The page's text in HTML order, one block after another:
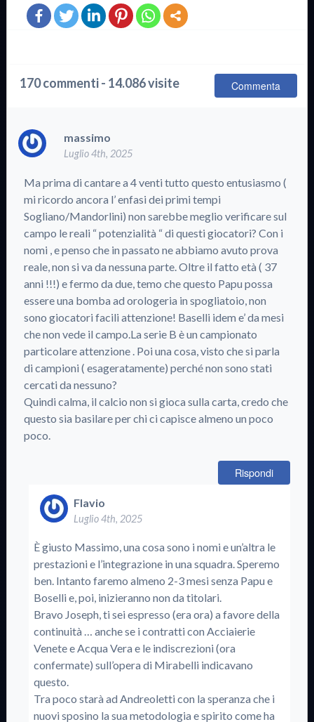
170 commenti - 14.086 visite Commenta
massimo
Luglio 4th, 2025
Ma prima di cantare a 4 venti tutto questo entusiasmo (
mi ricordo ancora l’ enfasi dei primi tempi
Sogliano/Mandorlini) non sarebbe meglio verificare sul
campo le reali “ potenzialità “ di questi giocatori? Con i
nomi , e penso che in passato ne abbiamo avuto prova
reale, non si va da nessuna parte. Oltre il fatto età ( 37
anni !!!) e fermo da due, temo che questo Papu possa
essere una bomba ad orologeria in spogliatoio, non
sono giocatori facili attenzione! Baselli idem e’ da mesi
che non vede il campo.La serie B è un campionato
particolare attenzione . Poi una cosa, visto che si parla
di campioni ( esageratamente) perché non sono stati
cercati da nessuno?
Quindi calma, il calcio non si gioca sulla carta, credo che
questo sia basilare per chi ci capisce almeno un poco
poco.
Rispondi
Flavio
Luglio 4th, 2025
È giusto Massimo, una cosa sono i nomi e un’altra le
prestazioni e l’integrazione in una squadra. Speremo
ben. Intanto faremo almeno 2-3 mesi senza Papu e
Boselli e, poi, inizieranno non da titolari.
Bravo Joseph, ti sei espresso (era ora) a favore della
continuità … anche se i contratti con Acciaierie
Venete e Acqua Vera e le indiscrezioni (ora
confermate) sull’opera di Mirabelli indicavano
questo.
Tra poco starà ad Andreoletti con la speranza che i
nuovi sposino la sua metodologia e spirito come ha